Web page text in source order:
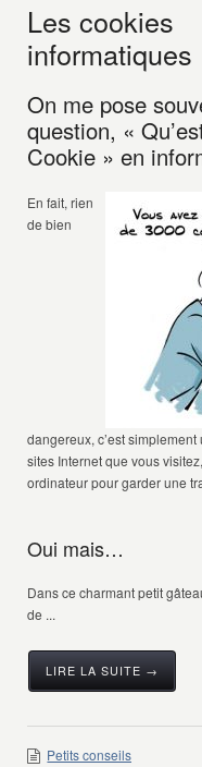
Les cookies
informatiques
On me pose
question, «
Cookie » en
En fait, rien
de bien
dangereux, c’est
sites Internet que vous
ordinateur pour garder une
Oui mais…
Dans ce charmant petit
de ...
LIRE LA SUITE →
Petits conseils